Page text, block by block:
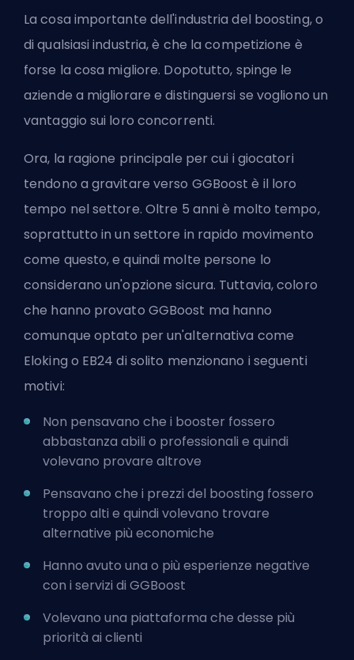
La cosa importante dell'industria del boosting, o
di qualsiasi industria, è che la competizione è
forse la cosa migliore. Dopotutto, spinge le
aziende a migliorare e distinguersi se vogliono un
vantaggio sui loro concorrenti.
Ora, la ragione principale per cui i giocatori
tendono a gravitare verso GGBoost è il loro
tempo nel settore. Oltre 5 anni è molto tempo,
soprattutto in un settore in rapido movimento
come questo, e quindi molte persone lo
considerano un'opzione sicura. Tuttavia, coloro
che hanno provato GGBoost ma hanno
comunque optato per un'alternativa come
Eloking o EB24 di solito menzionano i seguenti
motivi:
Non pensavano che i booster fossero
abbastanza abili o professionali e quindi
volevano provare altrove
Pensavano che i prezzi del boosting fossero
troppo alti e quindi volevano trovare
alternative più economiche
Hanno avuto una o più esperienze negative
con i servizi di GGBoost
Volevano una piattaforma che desse più
priorità ai clienti